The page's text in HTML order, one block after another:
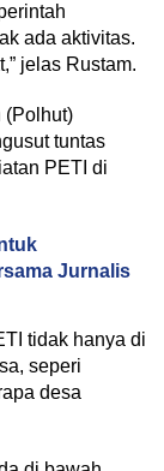
ada aktivitas.
jelas Rustam.
(Polhut)
tuntas
PETI di
Jurnalis
tidak hanya di
seperi
desa